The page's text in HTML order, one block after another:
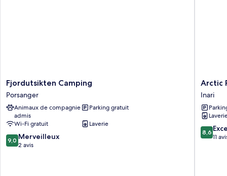
Fjordutsikten
Camping
Porsanger
Fjordutsikten Camping
Porsanger
Animaux de compagnie
admis
Parking gratuit
Wi-Fi gratuit
Laverie
9.0
sur
9,0 Merveilleux
2 avis
Arctic
Raja
Inn
Inari
Arctic
Inari
8.6
sur
8,6
11